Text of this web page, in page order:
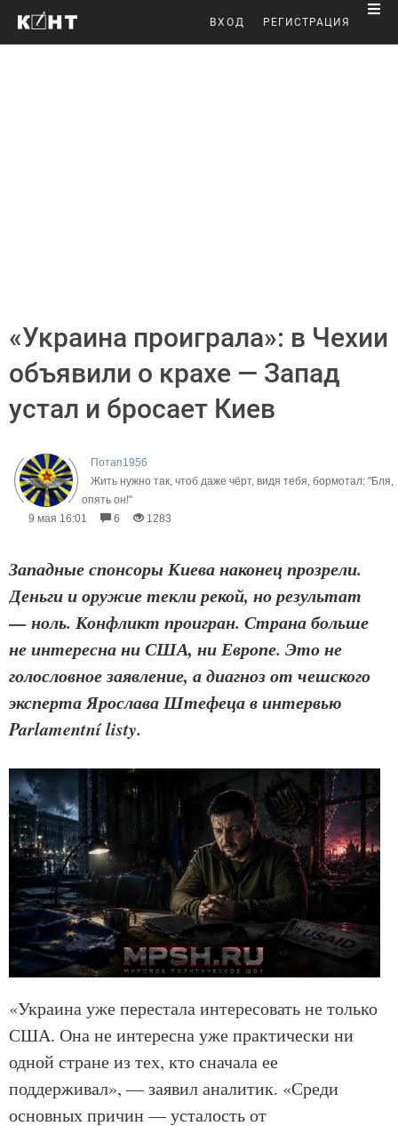
ВХОД РЕГИСТРАЦИЯ
«Украина проиграла»: в Чехии
объявили о крахе — Запад
устал и бросает Киев
Потап1956
Жить нужно так, чтоб даже чёрт, видя тебя, бормотал: "Бля,
опять он!"
9 мая 16:01
6 1283
Западные спонсоры Киева наконец прозрели.
Деньги и оружие текли рекой, но результат
— ноль. Конфликт проигран. Страна больше
не интересна ни США, ни Европе. Это не
голословное заявление, а диагноз от чешского
эксперта Ярослава Штефеца в интервью
Parlamentní listy.
«Украина уже перестала интересовать не только
США. Она не интересна уже практически ни
одной стране из тех, кто сначала ее
поддерживал», — заявил аналитик. «Среди
основных причин — усталость от